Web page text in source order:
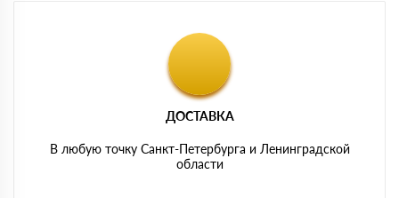
ДОСТАВКА
В любую точку Санкт-Петербурга и Ленинградской
области